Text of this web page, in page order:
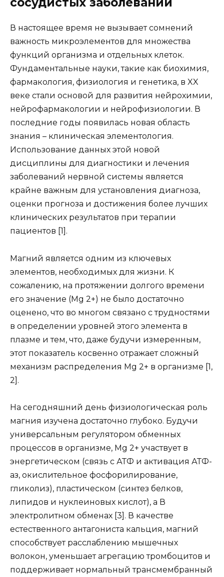
В настоящее время не вызывает сомнений
важность микроэлементов для множества
функций организма и отдельных клеток.
Фундаментальные науки, такие как биохимия,
фармакология, физиология и генетика, в XX
веке стали основой для развития нейрохимии,
нейрофармакологии и нейрофизиологии. В
последние годы появилась новая область
знания – клиническая элементология.
Использование данных этой новой
дисциплины для диагностики и лечения
заболеваний нервной системы является
крайне важным для установления диагноза,
оценки прогноза и достижения более лучших
клинических результатов при терапии
пациентов [1].
Магний является одним из ключевых
элементов, необходимых для жизни. К
сожалению, на протяжении долгого времени
его значение (Mg 2+) не было достаточно
оценено, что во многом связано с трудностями
в определении уровней этого элемента в
плазме и тем, что, даже будучи измеренным,
этот показатель косвенно отражает сложный
механизм распределения Mg 2+ в организме [1,
2].
На сегодняшний день физиологическая роль
магния изучена достаточно глубоко. Будучи
универсальным регулятором обменных
процессов в организме, Mg 2+ участвует в
энергетическом (связь с АТФ и активация АТФ-
аз, окислительное фосфорилирование,
гликолиз), пластическом (синтез белков,
липидов и нуклеиновых кислот), а В
электролитном обменах [3]. В качестве
естественного антагониста кальция, магний
способствует расслаблению мышечных
волокон, уменьшает агрегацию тромбоцитов и
поддерживает нормальный трансмембранный